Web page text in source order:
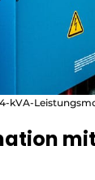
kVA-